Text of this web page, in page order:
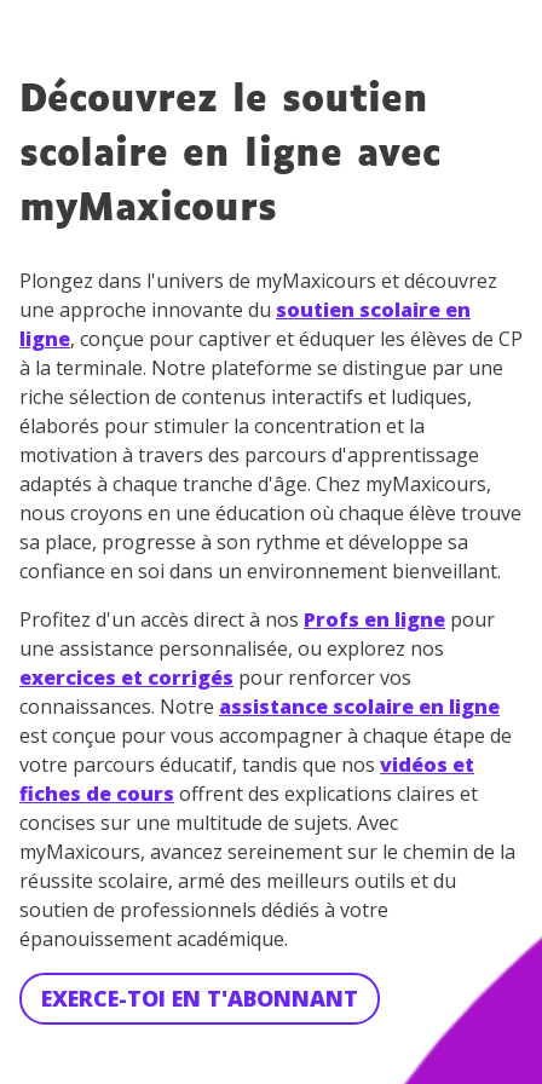
Découvrez le soutien
scolaire en ligne avec
myMaxicours
Plongez dans l'univers de myMaxicours et découvrez
une approche innovante du soutien scolaire en
ligne, conçue pour captiver et éduquer les élèves de CP
à la terminale. Notre plateforme se distingue par une
riche sélection de contenus interactifs et ludiques,
élaborés pour stimuler la concentration et la
motivation à travers des parcours d'apprentissage
adaptés à chaque tranche d'âge. Chez myMaxicours,
nous croyons en une éducation où chaque élève trouve
sa place, progresse à son rythme et développe sa
confiance en soi dans un environnement bienveillant.
Profitez d'un accès direct à nos Profs en ligne pour
une assistance personnalisée, ou explorez nos
exercices et corrigés pour renforcer vos
connaissances. Notre assistance scolaire en ligne
est conçue pour vous accompagner à chaque étape de
votre parcours éducatif, tandis que nos vidéos et
fiches de cours offrent des explications claires et
concises sur une multitude de sujets. Avec
myMaxicours, avancez sereinement sur le chemin de la
réussite scolaire, armé des meilleurs outils et du
soutien de professionnels dédiés à votre
épanouissement académique.
EXERCE-TOI EN T'ABONNANT
Testez gratuitement
pendant 24h notre
plateforme de soutien
scolaire !
Fiches de cours et vidéos,exercices
corrigés,podcasts de révisions
Unespace dédié aux parentspour
suivre les progrès
Tout le programme scolaire du CP à
la Terminale
Des profs expérimentés disponibles
à la demande par tchat, audio ou
TESTER GRATUITEMENT
* Votre code d'accès sera envoyé à cette adresse e-mail. En
renseignant votre e-mail, vous consentez à ce que vos
données à caractère personnel soient traitées par SEJER, sous
la marque myMaxicours, afin que SEJER puisse vous donner
accès au service de soutien scolaire pendant 24h. Pour en
savoir plus sur la gestion de vos données personnelles et
pour exercer vos droits, vous pouvez consulter
charte.
J’accepte de recevoir les actualités et des
communications de la part de